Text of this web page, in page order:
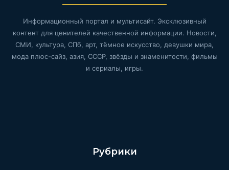
Информационный портал и мультисайт. Эксклюзивный
контент для ценителей качественной информации. Новости,
СМИ, культура, СПб, арт, тёмное искусство, девушки мира,
мода плюс-сайз, азия, СССР, звёзды и знаменитости, фильмы
и сериалы, игры.
Рубрики